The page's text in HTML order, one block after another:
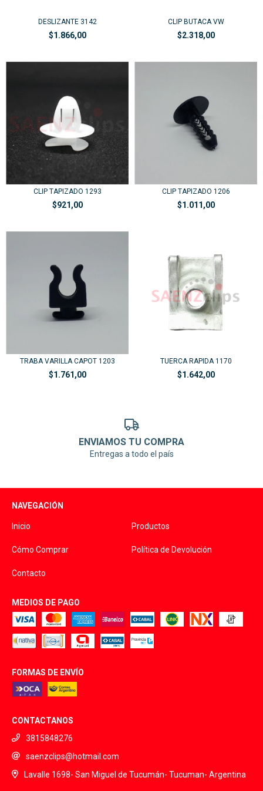
DESLIZANTE 3142
$1.866,00
CLIP BUTACA VW
$2.318,00
CLIP TAPIZADO 1293
$921,00
CLIP TAPIZADO 1206
$1.011,00
TRABA VARILLA CAPOT 1203
$1.761,00
TUERCA RAPIDA 1170
$1.642,00
ENVIAMOS TU COMPRA
Entregas a todo el país
NAVEGACIÓN
Inicio Productos
Cómo Comprar Política de Devolución
Contacto
MEDIOS DE PAGO
FORMAS DE ENVÍO
CONTACTANOS
3815848276
saenzclips@hotmail.com
Lavalle 1698- San Miguel de Tucumán- Tucuman- Argentina